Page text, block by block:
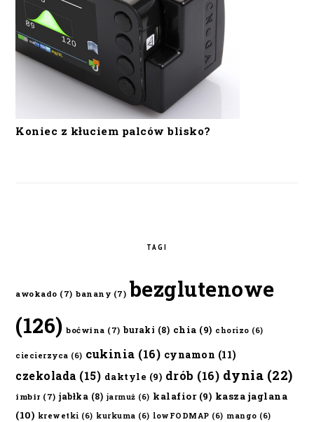
Koniec z kłuciem palców blisko?
TAGI
awokado (7) banany (7) bezglutenowe
(126) boćwina (7) buraki (8) chia (9) chorizo (6)
ciecierzyca (6) cukinia (16) cynamon (11)
czekolada (15) daktyle (9) drób (16) dynia (22)
imbir (7) jabłka (8) jarmuż (6) kalafior(9) kasza jaglana
(10) krewetki (6) kurkuma (6) lowFODMAP (6) mango (6)